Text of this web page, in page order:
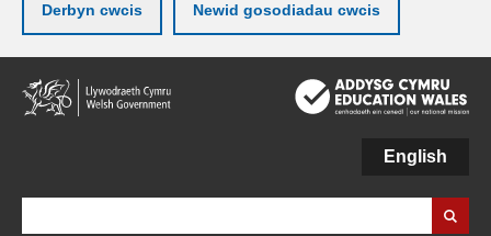
Derbyn cwcis Newid gosodiadau cwcis
Neidio
i'r
prif
English